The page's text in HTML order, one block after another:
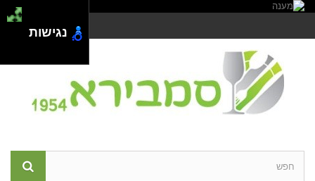
התחבר צור קשר
נגישות